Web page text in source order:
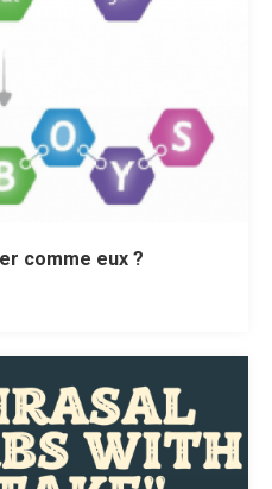
comme eux ?